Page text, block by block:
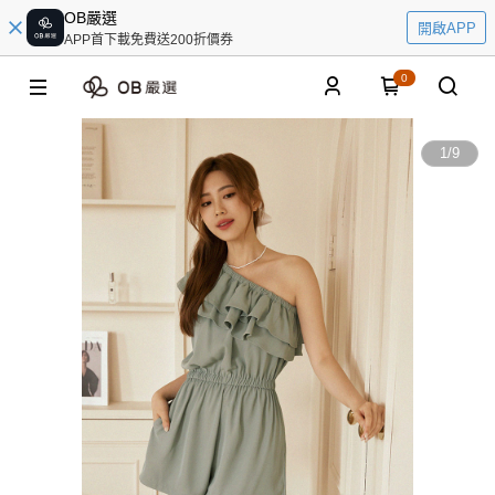
OB嚴選
APP首下載免費送200折價券
開啟APP
0
1/9